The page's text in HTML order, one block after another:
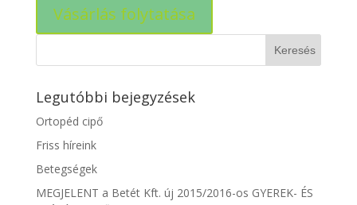
Vásárlás folytatása
Legutóbbi bejegyzések
Ortopéd cipő
Friss híreink
Betegségek
MEGJELENT a Betét Kft. új 2015/2016-os GYEREK- ÉS